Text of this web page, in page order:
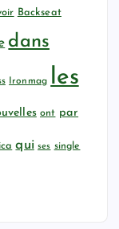
Backseat
dans
Ironmag les
ont par
qui ses single